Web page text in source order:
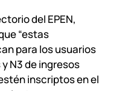
del EPEN,
“estas
para los usuarios
N3 de ingresos
inscriptos en el